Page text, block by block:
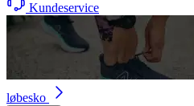
Kundeservice
løbesko